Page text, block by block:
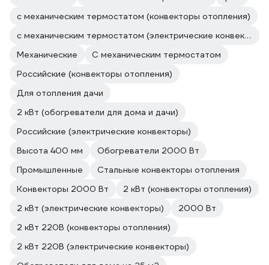
с механическим термостатом (конвекторы отопления)
с механическим термостатом (электрические конвекторы)
Механические
С механическим термостатом
Российские (конвекторы отопления)
Для отопления дачи
2 кВт (обогреватели для дома и дачи)
Российские (электрические конвекторы)
Высота 400 мм
Обогреватели 2000 Вт
Промышленные
Стальные конвекторы отопления
Конвекторы 2000 Вт
2 кВт (конвекторы отопления)
2 кВт (электрические конвекторы)
2000 Вт
2 кВт 220В (конвекторы отопления)
2 кВт 220В (электрические конвекторы)